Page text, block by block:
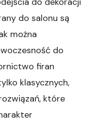
do salonu są
można
do
firan
klasycznych,
które